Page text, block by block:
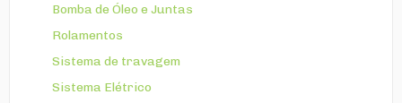
Bomba de Óleo e Juntas
Rolamentos
Sistema de travagem
Sistema Elétrico